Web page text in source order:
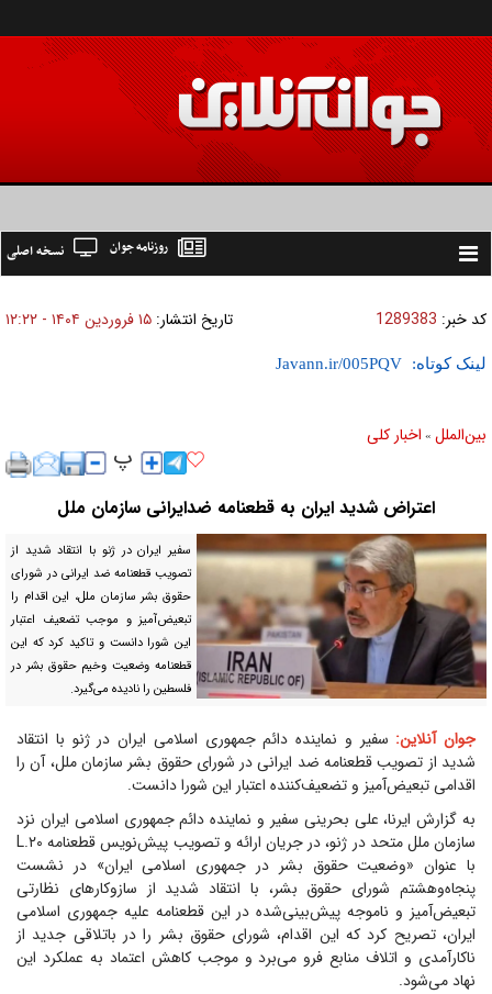
Toggle
نسخه اصلی روزنامه جوان
کد خبر: 1289383 تاریخ انتشار: ۱۵ فروردين ۱۴۰۴ - ۱۲:۲۲
لینک کوتاه:
بين‌الملل » اخبار كلی
اعتراض شدید ایران به قطعنامه ضدایرانی سازمان ملل
سفیر ایران در ژنو با انتقاد شدید از
تصویب قطعنامه ضد ایرانی در شورای
حقوق بشر سازمان ملل، این اقدام را
تبعیض‌آمیز و موجب تضعیف اعتبار
این شورا دانست و تاکید کرد که این
قطعنامه وضعیت وخیم حقوق بشر در
فلسطین را نادیده می‌گیرد.
جوان آنلاین: سفیر و نماینده دائم جمهوری اسلامی ایران در ژنو با انتقاد
شدید از تصویب قطعنامه ضد ایرانی در شورای حقوق بشر سازمان ملل، آن را
اقدامی تبعیض‌آمیز و تضعیف‌کننده اعتبار این شورا دانست.
به گزارش ایرنا، علی بحرینی سفیر و نماینده دائم جمهوری اسلامی ایران نزد
سازمان ملل متحد در ژنو، در جریان ارائه و تصویب پیش‌نویس قطعنامه L.۲۰
با عنوان «وضعیت حقوق بشر در جمهوری اسلامی ایران» در نشست
پنجاه‌وهشتم شورای حقوق بشر، با انتقاد شدید از سازوکار‌های نظارتی
تبعیض‌آمیز و ناموجه پیش‌بینی‌شده در این قطعنامه علیه جمهوری اسلامی
ایران، تصریح کرد که این اقدام، شورای حقوق بشر را در باتلاقی جدید از
ناکارآمدی و اتلاف منابع فرو می‌برد و موجب کاهش اعتماد به عملکرد این
نهاد می‌شود.